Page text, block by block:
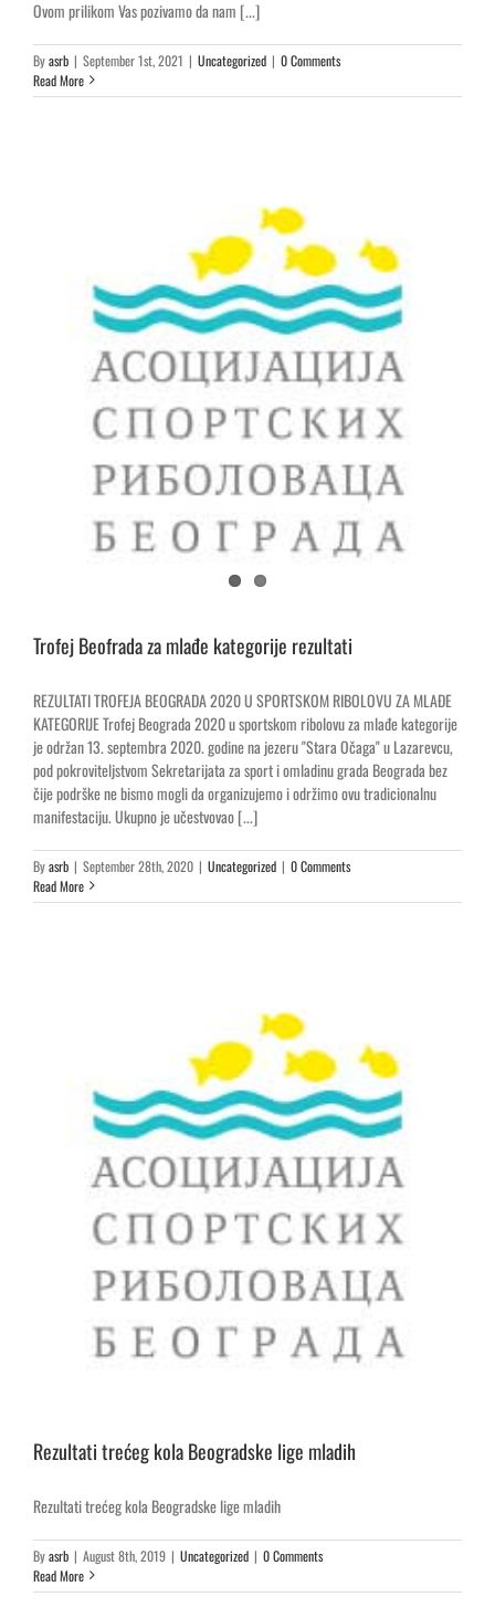
Ovom prilikom Vas pozivamo da nam [...]
Byasrb | September 1st, 2021 | Uncategorized | 0 Comments
Read More
Trofej Beofrada za mlađe kategorije rezultati
REZULTATI TROFEJA BEOGRADA 2020 U SPORTSKOM RIBOLOVU ZA MLAĐE
KATEGORIJE Trofej Beograda 2020 u sportskom ribolovu za mlađe kategorije
je održan 13. septembra 2020. godine na jezeru "Stara Očaga" u Lazarevcu,
pod pokroviteljstvom Sekretarijata za sport i omladinu grada Beograda bez
čije podrške ne bismo mogli da organizujemo i održimo ovu tradicionalnu
manifestaciju. Ukupno je učestvovao [...]
Byasrb | September 28th, 2020 | Uncategorized | 0 Comments
Read More
Rezultati trećeg kola Beogradske lige mladih
Rezultati trećeg kola Beogradske lige mladih
Byasrb | August 8th, 2019 | Uncategorized | 0 Comments
Read More